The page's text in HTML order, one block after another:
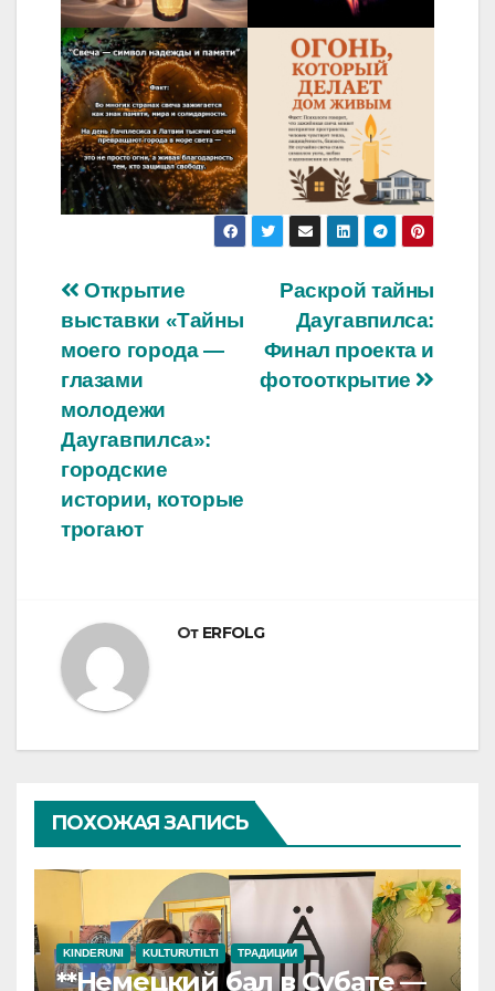
Навигация
по
записям
Раскрой тайны
Даугавпилса:
Финал проекта и
фотооткрытие
Открытие
выставки «Тайны
моего города —
глазами
молодежи
Даугавпилса»:
городские
истории, которые
трогают
От ERFOLG
ПОХОЖАЯ ЗАПИСЬ
KINDERUNI KULTURUTILTI ТРАДИЦИИ
**Немецкий бал в Субате —